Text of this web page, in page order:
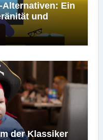
Ein
und
der Klassiker